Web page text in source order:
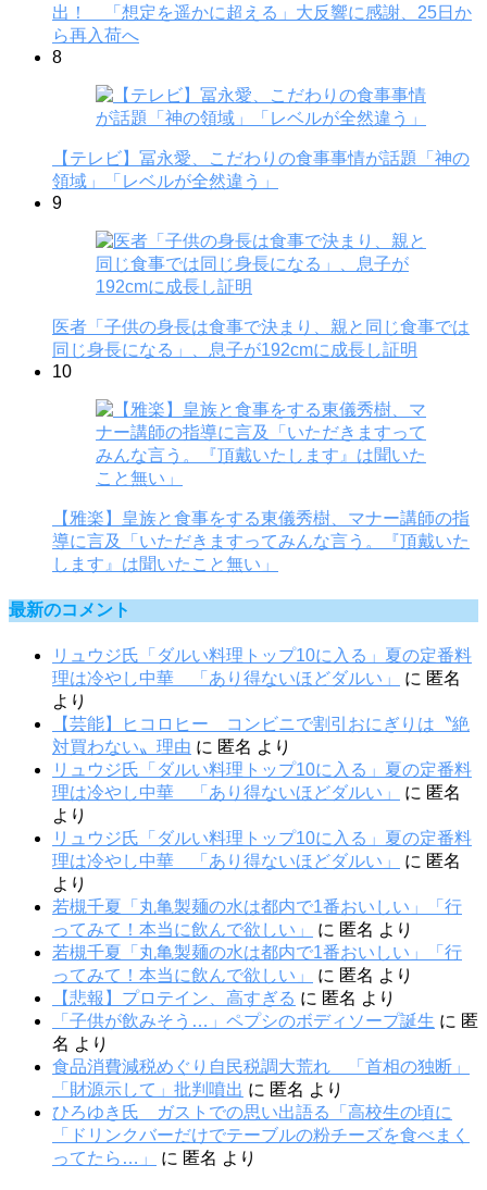
出！ 「想定を遥かに超える」大反響に感謝、25日か
ら再入荷へ
8
【テレビ】冨永愛、こだわりの食事事情が話題「神の
領域」「レベルが全然違う」
9
医者「子供の身長は食事で決まり、親と同じ食事では
同じ身長になる」、息子が192cmに成長し証明
10
【雅楽】皇族と食事をする東儀秀樹、マナー講師の指
導に言及「いただきますってみんな言う。『頂戴いた
します』は聞いたこと無い」
最新のコメント
リュウジ氏「ダルい料理トップ10に入る」夏の定番料
理は冷やし中華 「あり得ないほどダルい」
に 匿名
より
【芸能】ヒコロヒー コンビニで割引おにぎりは〝絶
対買わない〟理由 に 匿名 より
リュウジ氏「ダルい料理トップ10に入る」夏の定番料
理は冷やし中華 「あり得ないほどダルい」
に 匿名
より
リュウジ氏「ダルい料理トップ10に入る」夏の定番料
理は冷やし中華 「あり得ないほどダルい」
に 匿名
より
若槻千夏「丸亀製麺の水は都内で1番おいしい」「行
ってみて！本当に飲んで欲しい」
に 匿名 より
若槻千夏「丸亀製麺の水は都内で1番おいしい」「行
ってみて！本当に飲んで欲しい」
に 匿名 より
【悲報】プロテイン、高すぎる に 匿名 より
「子供が飲みそう…」ペプシのボディソープ誕生 に 匿
名 より
食品消費減税めぐり自民税調大荒れ 「首相の独断」
「財源示して」批判噴出 に 匿名 より
ひろゆき氏 ガストでの思い出語る「高校生の頃に
「ドリンクバーだけでテーブルの粉チーズを食べまく
ってたら…」
に 匿名 より